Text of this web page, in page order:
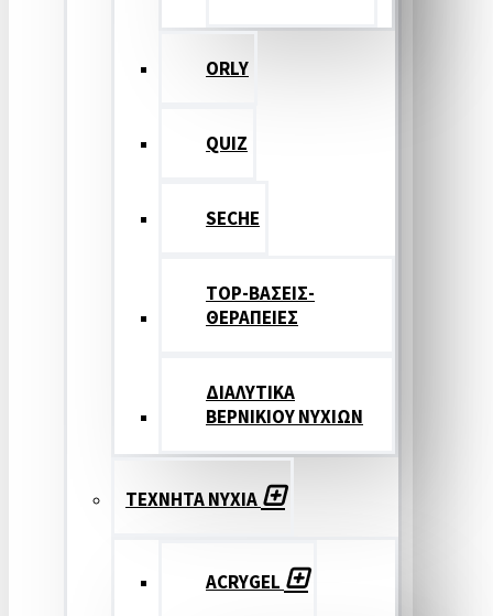
ORLY
QUIZ
SECHE
TOP-ΒΑΣΕΙΣ-
ΘΕΡΑΠΕΙΕΣ
ΔΙΑΛΥΤΙΚΑ
ΒΕΡΝΙΚΙΟΥ ΝΥΧΙΩΝ
ΤΕΧΝΗΤΑ ΝΥΧΙΑ
ACRYGEL